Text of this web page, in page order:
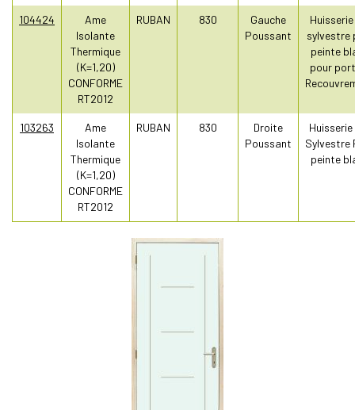
104424
Ame
Isolante
Thermique
(K=1,20)
CONFORME
RT2012
RUBAN 830
Gauche
Poussant
sylvestre
peinte
pour
103263
Ame
Isolante
Thermique
(K=1,20)
CONFORME
RT2012
RUBAN 830
Droite
Poussant
Huisserie
Sylvestre
peinte